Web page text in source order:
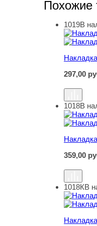
Похожие
1019В
297,00
1018В
359,00
1018КВ